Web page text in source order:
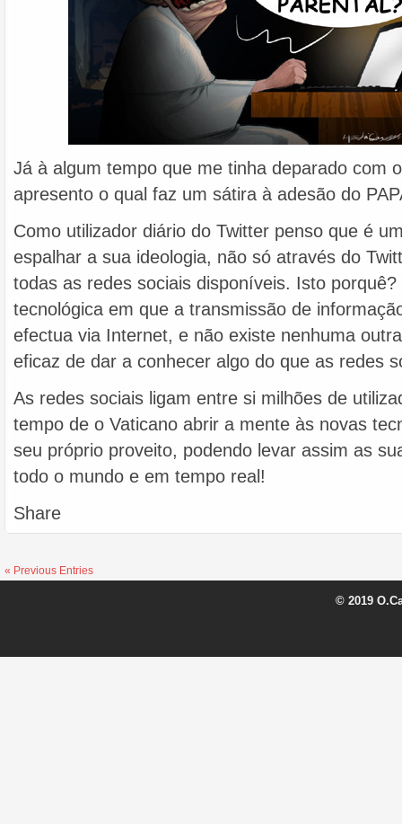
Já à algum tempo que me tinha deparado com
apresento o qual faz um sátira à adesão do
Como utilizador diário do Twitter penso que é
espalhar a sua ideologia, não só através do
todas as redes sociais disponíveis. Isto
tecnológica em que a transmissão de
efectua via Internet, e não existe nenhuma
eficaz de dar a conhecer algo do que as redes
As redes sociais ligam entre si milhões de
tempo de o Vaticano abrir a mente às novas
seu próprio proveito, podendo levar assim as
todo o mundo e em tempo real!
Share
« Previous Entries
© 2019